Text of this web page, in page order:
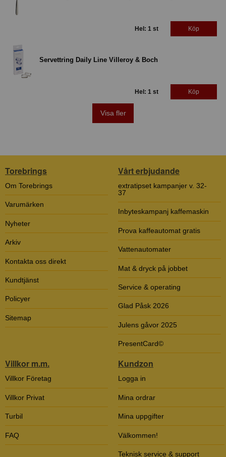
Hel: 1 st Köp
Servettring Daily Line Villeroy & Boch
Hel: 1 st Köp
Visa fler
Torebrings
Om Torebrings
Varumärken
Nyheter
Arkiv
Kontakta oss direkt
Kundtjänst
Policyer
Sitemap
Vårt erbjudande
extratipset kampanjer v. 32-
37
Inbyteskampanj kaffemaskin
Prova kaffeautomat gratis
Vattenautomater
Mat & dryck på jobbet
Service & operating
Glad Påsk 2026
Julens gåvor 2025
PresentCard©
Villkor m.m.
Villkor Företag
Villkor Privat
Turbil
FAQ
Kundzon
Logga in
Mina ordrar
Mina uppgifter
Välkommen!
Teknisk service & support